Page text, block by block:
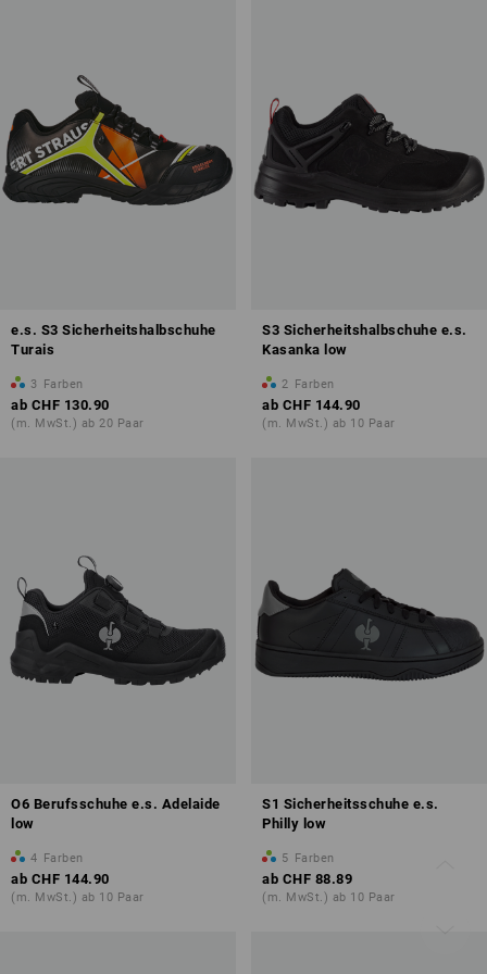
e.s. S3 Sicherheitshalbschuhe
Turais
3 Farben
ab CHF 130.90
(m. MwSt.) ab 20 Paar
S3 Sicherheitshalbschuhe e.s.
Kasanka low
2 Farben
ab CHF 144.90
(m. MwSt.) ab 10 Paar
O6 Berufsschuhe e.s. Adelaide
low
4 Farben
ab CHF 144.90
(m. MwSt.) ab 10 Paar
S1 Sicherheitsschuhe e.s.
Philly low
5 Farben
ab CHF 88.89
(m. MwSt.) ab 10 Paar